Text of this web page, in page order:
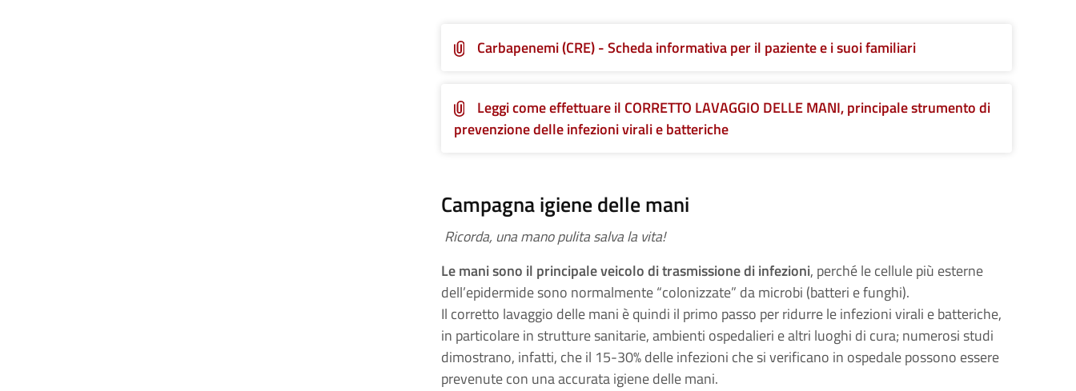
Carbapenemi (CRE) - Scheda informativa per il paziente e i suoi familiari
Leggi come effettuare il CORRETTO LAVAGGIO DELLE MANI, principale strumento di
prevenzione delle infezioni virali e batteriche
Campagna igiene delle mani
Ricorda, una mano pulita salva la vita!
Le mani sono il principale veicolo di trasmissione di infezioni, perché le cellule più esterne
dell’epidermide sono normalmente “colonizzate” da microbi (batteri e funghi).
Il corretto lavaggio delle mani è quindi il primo passo per ridurre le infezioni virali e batteriche,
in particolare in strutture sanitarie, ambienti ospedalieri e altri luoghi di cura; numerosi studi
dimostrano, infatti, che il 15-30% delle infezioni che si verificano in ospedale possono essere
prevenute con una accurata igiene delle mani.